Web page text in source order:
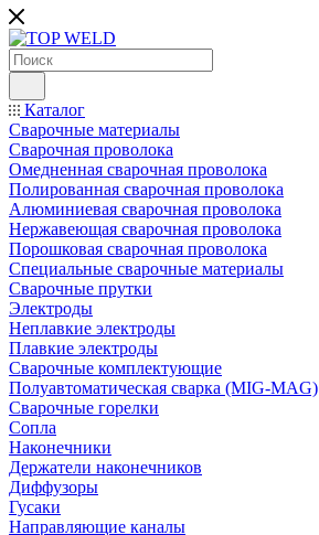
Каталог
Сварочные материалы
Сварочная проволока
Омедненная сварочная проволока
Полированная сварочная проволока
Алюминиевая сварочная проволока
Нержавеющая сварочная проволока
Порошковая сварочная проволока
Специальные сварочные материалы
Сварочные прутки
Электроды
Неплавкие электроды
Плавкие электроды
Сварочные комплектующие
Полуавтоматическая сварка (MIG-MAG)
Сварочные горелки
Сопла
Наконечники
Держатели наконечников
Диффузоры
Гусаки
Направляющие каналы